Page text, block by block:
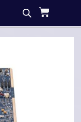
Caractéristiques